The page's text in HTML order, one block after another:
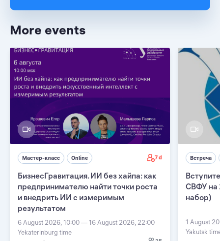
More events
Мастер-класс Online 7 d
БизнесГравитация. ИИ без хайпа: как
предпринимателю найти точки роста
и внедрить ИИ с измеримым
результатом
6 August 2026, 10:00 — 16 August 2026, 22:00
Yekaterinburg time
Встреча
СВФУ на
набор)
1 August
Yakutsk